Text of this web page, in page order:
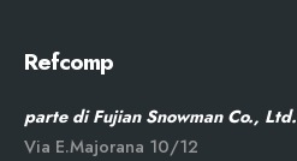
Refcomp
parte di Fujian Snowman Co., Ltd.
Via E.Majorana 10/12